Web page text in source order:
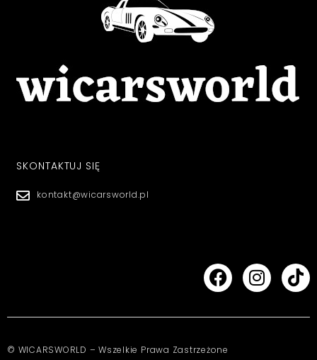
SKONTAKTUJ SIĘ
kontakt@wicarsworld.pl
© WICARSWORLD – Wszelkie Prawa Zastrzeżone